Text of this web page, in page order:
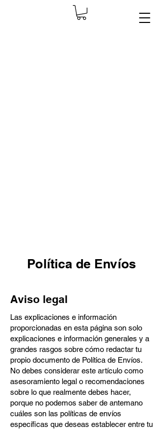
Política de Envíos
Aviso legal
Las explicaciones e información
proporcionadas en esta página son solo
explicaciones e información generales y a
grandes rasgos sobre cómo redactar tu
propio documento de Política de Envíos.
No debes considerar este artículo como
asesoramiento legal o recomendaciones
sobre lo que realmente debes hacer,
porque no podemos saber de antemano
cuáles son las políticas de envíos
específicas que deseas establecer entre tu